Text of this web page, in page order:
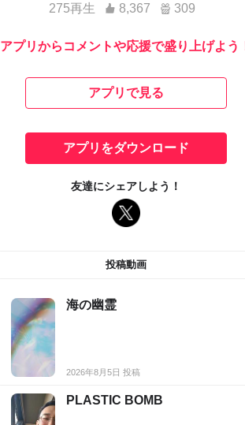
275再生 8,367 309
アプリからコメントや応援で盛り上げよう
アプリで見る
アプリをダウンロード
友達にシェアしよう！
投稿動画
海の幽霊
2026年8月5日 投稿
PLASTIC BOMB